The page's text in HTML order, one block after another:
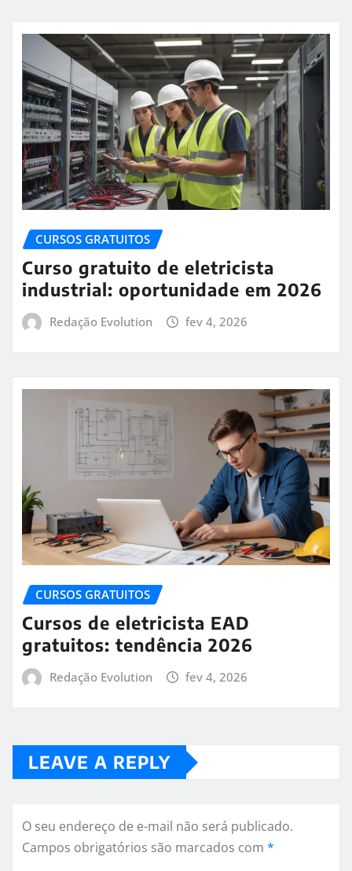
CURSOS GRATUITOS
Curso gratuito de eletricista
industrial: oportunidade em 2026
Redação Evolution fev 4, 2026
CURSOS GRATUITOS
Cursos de eletricista EAD
gratuitos: tendência 2026
Redação Evolution fev 4, 2026
LEAVE A REPLY
O seu endereço de e-mail não será publicado.
Campos obrigatórios são marcados com *